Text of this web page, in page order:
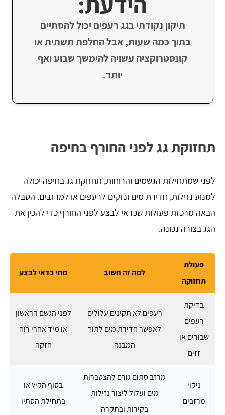
תיקון נקודתי בגג רעפים יכול להסתיים
בתוך כמה שעות, אבל החלפת תשתית או
קונסטרוקציה עשויה להימשך שבוע ואף
יותר.
תחזוקת גג לפני החורף בחיפה
לפני שמתחילות הגשמים והרוחות, תחזוקת גג בחיפה יכולה
למנוע נזילות, חדירת מים ונזקים לרעפים או למרזבים. הטבלה
הבאה מרכזת פעולות שכדאי לבצע לפני החורף כדי להכין את
הגג בצורה נכונה.
פעולת
תחזוקה
למה זה חשוב מתי כדאי לבצע
בדיקת
רעפים
שבורים או
זזים
רעפים לא תקינים עלולים
לאפשר חדירת מים לתוך
המבנה
לפני הגשם הראשון
או מיד אחרי רוח
חזקה
ניקוי
מרזבים
מרזב סתום גורם להצטברות
מים ועלול ליצור נזילות
בקירות ובתקרה
בסוף הקיץ או
בתחילת הסתיו